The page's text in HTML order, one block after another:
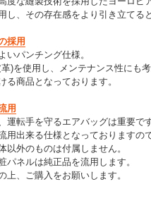
し、その存在感をより引き立てる
採用
いパンチング仕様。
)を使用し、メンテナンス性にも考
る商品となっております。
用
運転手を守るエアバッグは重要です
用出来る仕様となっておりますの
外のものは付属しません。
ネルは純正品を流用します。
、ご購入をお願いします。